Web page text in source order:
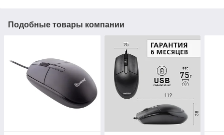
Подобные товары компании